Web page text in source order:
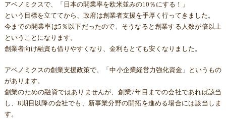
アベノミクスで、「日本の開業率を欧米並みの10％にする！」
という目標を立ててから、政府は創業者支援を手厚く行ってきました。
今までの開業率は5％以下だったので、そうなると創業する人数が倍以上
ということになります。
創業者向け融資も借りやすくなり、金利もとても安くなりました。
アベノミクスの創業支援政策で、「中小企業経営力強化資金」というもの
があります。
創業のための融資ではありませんが、創業7年目までの会社であれば該当
し、8期目以降の会社でも、新事業分野の開拓を進める場合には該当しま
す。